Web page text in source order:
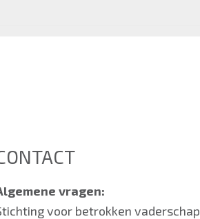
vragen:
voor betrokken vaderschap